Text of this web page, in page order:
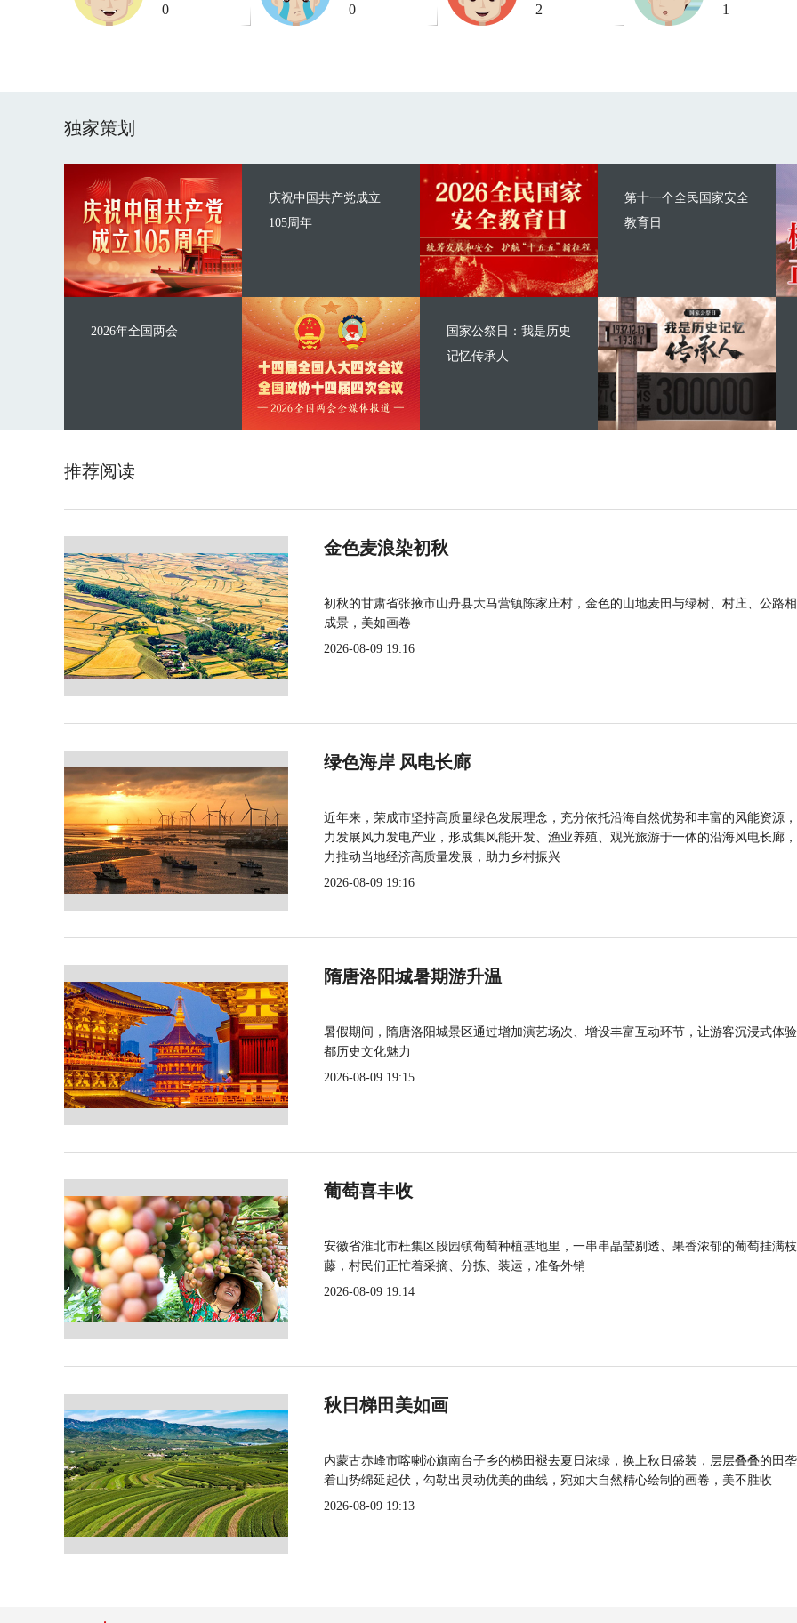
0 0 2 1
独家策划
庆祝中国共产党成立
105周年
2026年全国两会
第十一个全民国家安全
教育日
国家公祭日：我是历史
记忆传承人
推荐阅读
金色麦浪染初秋
初秋的甘肃省张掖市山丹县大马营镇陈家庄村，金色的山地麦田与绿树、村庄、公路
成景，美如画卷
2026-08-09 19:16
绿色海岸 风电长廊
近年来，荣成市坚持高质量绿色发展理念，充分依托沿海自然优势和丰富的风能资源
力发展风力发电产业，形成集风能开发、渔业养殖、观光旅游于一体的沿海风电长廊
力推动当地经济高质量发展，助力乡村振兴
2026-08-09 19:16
隋唐洛阳城暑期游升温
暑假期间，隋唐洛阳城景区通过增加演艺场次、增设丰富互动环节，让游客沉浸式体
都历史文化魅力
2026-08-09 19:15
葡萄喜丰收
安徽省淮北市杜集区段园镇葡萄种植基地里，一串串晶莹剔透、果香浓郁的葡萄挂满枝
藤，村民们正忙着采摘、分拣、装运，准备外销
2026-08-09 19:14
秋日梯田美如画
内蒙古赤峰市喀喇沁旗南台子乡的梯田褪去夏日浓绿，换上秋日盛装，层层叠叠的田
着山势绵延起伏，勾勒出灵动优美的曲线，宛如大自然精心绘制的画卷，美不胜收
2026-08-09 19:13